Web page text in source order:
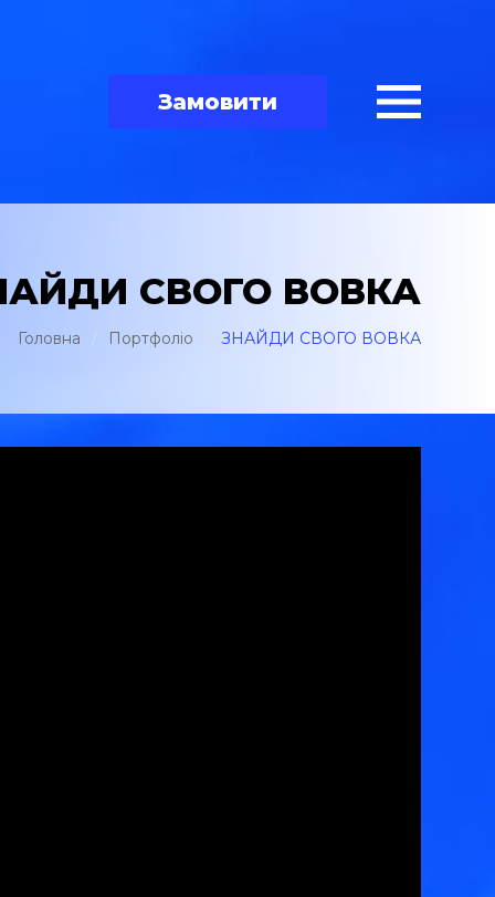
Замовити
СВОГО ВОВКА
Головна / Портфоліо / ЗНАЙДИ СВОГО ВОВКА